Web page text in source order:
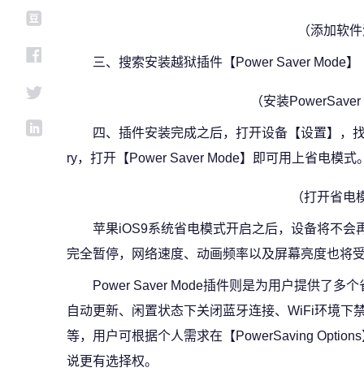
（添加软
三、搜索安装越狱插件【Power Saver Mode】
（安装
四、插件安装完成之后，打开设备【设置】，
ry，打开【Power Saver Mode】即可用上省电模式
（打开省电
苹果iOS9系统省电模式开启之后，设备将不会
完全暂停，网络速度、动画频率以及屏幕亮度也将
Power Saver Mode插件则是为用户提供了多
自动更新、闲置状态下关闭蓝牙连接、WiFi环境下
等，用户可根据个人需求在【PowerSaving
说更有选择权。